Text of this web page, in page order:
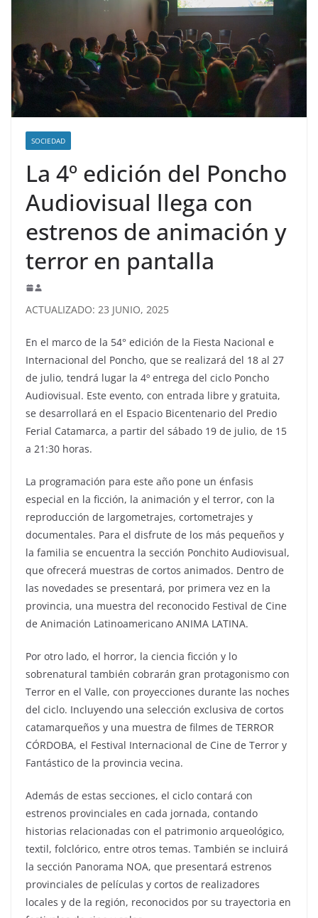
SOCIEDAD
La 4º edición del Poncho
Audiovisual llega con
estrenos de animación y
terror en pantalla
ACTUALIZADO: 23 JUNIO, 2025
En el marco de la 54° edición de la Fiesta Nacional e
Internacional del Poncho, que se realizará del 18 al 27
de julio, tendrá lugar la 4º entrega del ciclo Poncho
Audiovisual. Este evento, con entrada libre y gratuita,
se desarrollará en el Espacio Bicentenario del Predio
Ferial Catamarca, a partir del sábado 19 de julio, de 15
a 21:30 horas.
La programación para este año pone un énfasis
especial en la ficción, la animación y el terror, con la
reproducción de largometrajes, cortometrajes y
documentales. Para el disfrute de los más pequeños y
la familia se encuentra la sección Ponchito Audiovisual,
que ofrecerá muestras de cortos animados. Dentro de
las novedades se presentará, por primera vez en la
provincia, una muestra del reconocido Festival de Cine
de Animación Latinoamericano ANIMA LATINA.
Por otro lado, el horror, la ciencia ficción y lo
sobrenatural también cobrarán gran protagonismo con
Terror en el Valle, con proyecciones durante las noches
del ciclo. Incluyendo una selección exclusiva de cortos
catamarqueños y una muestra de filmes de TERROR
CÓRDOBA, el Festival Internacional de Cine de Terror y
Fantástico de la provincia vecina.
Además de estas secciones, el ciclo contará con
estrenos provinciales en cada jornada, contando
historias relacionadas con el patrimonio arqueológico,
textil, folclórico, entre otros temas. También se incluirá
la sección Panorama NOA, que presentará estrenos
provinciales de películas y cortos de realizadores
locales y de la región, reconocidos por su trayectoria en